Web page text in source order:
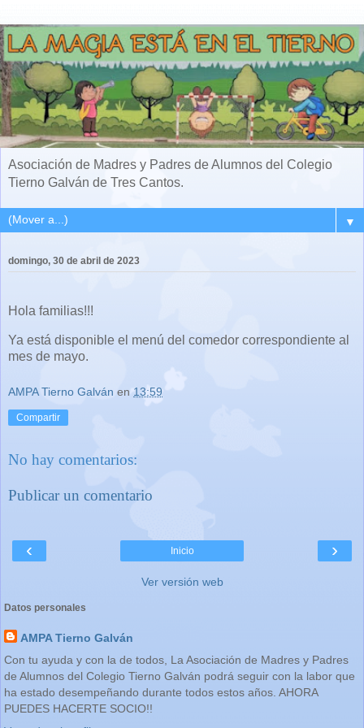
Asociación de Madres y Padres de Alumnos del Colegio
Tierno Galván de Tres Cantos.
▼
domingo, 30 de abril de 2023
Hola familias!!!
Ya está disponible el menú del comedor correspondiente al
mes de mayo.
AMPA Tierno Galván en 13:59
Compartir
No hay comentarios:
Publicar un comentario
‹ ›
Inicio
Ver versión web
Datos personales
AMPA Tierno Galván
Con tu ayuda y con la de todos, La Asociación de Madres y Padres
de Alumnos del Colegio Tierno Galván podrá seguir con la labor que
ha estado desempeñando durante todos estos años. AHORA
PUEDES HACERTE SOCIO!!